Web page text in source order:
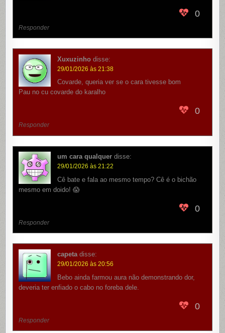
0
Responder
Xuxuzinho disse:
29/01/2026 às 21:38
Covarde, queria ver se o cara tivesse bom
Pau no cu covarde do karalho
0
Responder
um cara qualquer disse:
29/01/2026 às 21:22
Cê bate e fala ao mesmo tempo? Cê é o bichão
mesmo em doido! 😱
0
Responder
capeta disse:
29/01/2026 às 20:56
Bebo ainda farmou aura não demonstrando dor,
deveria ter enfiado o cabo no foreba dele.
0
Responder